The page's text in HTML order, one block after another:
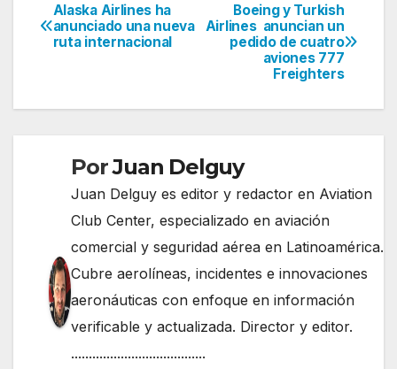
Navegación
de
Boeing y Turkish
Airlines anuncian un
pedido de cuatro
aviones 777
Freighters
Alaska Airlines ha
anunciado una nueva
ruta internacional
PorJuan Delguy
Juan Delguy es editor y redactor en Aviation
Club Center, especializado en aviación
comercial y seguridad aérea en Latinoamérica.
Cubre aerolíneas, incidentes e innovaciones
aeronáuticas con enfoque en información
verificable y actualizada. Director y editor.
......................................